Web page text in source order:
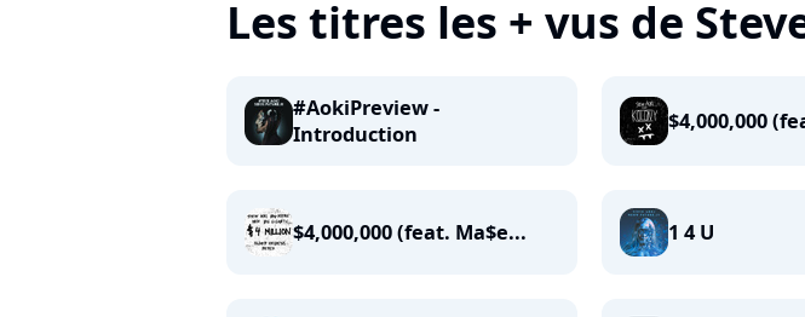
Les titres les + vus de
#AokiPreview -
Introduction
$4,000,000
$4,000,000 (feat. Ma$e... 1 4 U